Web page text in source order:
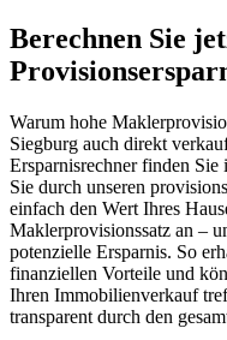
Berechnen Sie
Warum hohe
Siegburg auch direkt
Ersparnisrechner finden
Sie durch unseren
einfach den Wert Ihres
Maklerprovisionssatz an –
potenzielle Ersparnis. So
finanziellen Vorteile und
Ihren Immobilienverkauf
transparent durch den